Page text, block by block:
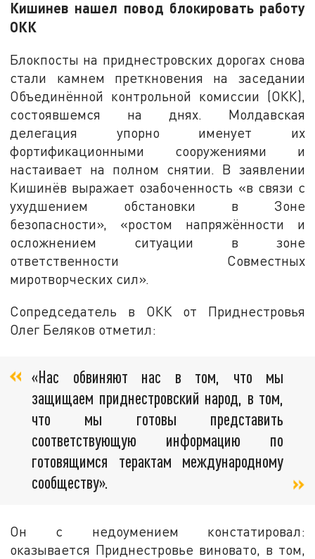
Кишинев нашел повод блокировать работу
ОКК
Блокпосты на приднестровских дорогах снова
стали камнем преткновения на заседании
Объединённой контрольной комиссии (ОКК),
состоявшемся на днях. Молдавская
делегация упорно именует их
фортификационными сооружениями и
настаивает на полном снятии. В заявлении
Кишинёв выражает озабоченность «в связи с
ухудшением обстановки в Зоне
безопасности», «ростом напряжённости и
осложнением ситуации в зоне
ответственности Совместных
миротворческих сил».
Сопредседатель в ОКК от Приднестровья
Олег Беляков отметил:
«Нас обвиняют нас в том, что мы
защищаем приднестровский народ, в том,
что мы готовы представить
соответствующую информацию по
готовящимся терактам международному
сообществу».
Он с недоумением констатировал:
оказывается Приднестровье виновато, в том,